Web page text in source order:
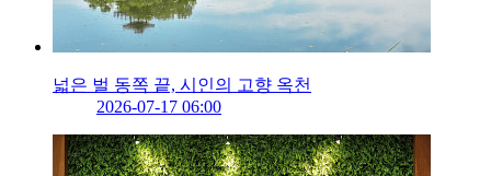
넓은 벌 동쪽 끝, 시인의 고향 옥천
2026-07-17 06:00